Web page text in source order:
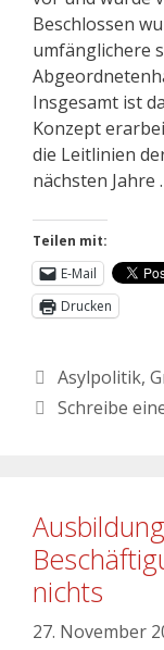
Beschlossen
umfänglichere
Insgesamt ist
Konzept
die Leitlinien
nächsten Jahre
Teilen mit:
E-Mail
Drucken
Asylpolitik,
Schreibe
nichts
27. November